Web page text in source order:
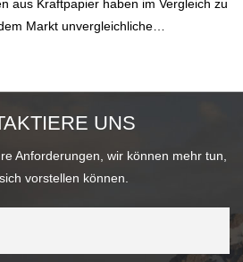
aus Kraftpapier haben im Vergleich zu
Markt unvergleichliche
zusammen, und zwar
Die Spezifikationen von
UNS
Anforderungen, wir können mehr tun,
vorstellen können.